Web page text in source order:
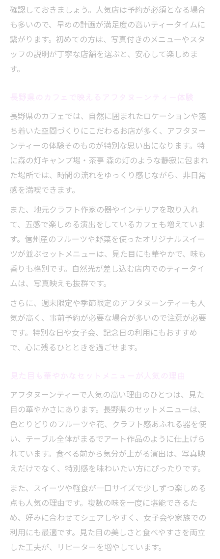
確認しておきましょう。人気店は予約が必須となる場合
も多いので、早めの計画が満足度の高いティータイムに
繋がります。初めての方は、写真付きのメニューやスタ
ッフの説明が丁寧な店舗を選ぶと、安心して楽しめま
す。
長野県のカフェでは、自然に囲まれたロケーションや落
ち着いた空間づくりにこだわるお店が多く、アフタヌー
ンティーの体験そのものが特別な思い出になります。特
に森の灯キャンプ場・茶亭 森の灯のような静寂に包まれ
た場所では、時間の流れをゆっくり感じながら、非日常
感を満喫できます。
また、地元クラフト作家の器やインテリアを取り入れ
て、五感で楽しめる演出をしているカフェも増えていま
す。信州産のフルーツや野菜を使ったオリジナルスイー
ツが並ぶセットメニューは、見た目にも華やかで、味も
香りも格別です。自然光が差し込む店内でのティータイ
ムは、写真映えも抜群です。
さらに、週末限定や季節限定のアフタヌーンティーも人
気が高く、事前予約が必要な場合が多いので注意が必要
です。特別な日や女子会、記念日の利用にもおすすめ
で、心に残るひとときを過ごせます。
アフタヌーンティーで人気の高い理由のひとつは、見た
目の華やかさにあります。長野県のセットメニューは、
色とりどりのフルーツや花、クラフト感あふれる器を使
い、テーブル全体がまるでアート作品のように仕上げら
れています。食べる前から気分が上がる演出は、写真映
えだけでなく、特別感を味わいたい方にぴったりです。
また、スイーツや軽食が一口サイズで少しずつ楽しめる
点も人気の理由です。複数の味を一度に堪能できるた
め、好みに合わせてシェアしやすく、女子会や家族での
利用にも最適です。見た目の美しさと食べやすさを両立
した工夫が、リピーターを増やしています。